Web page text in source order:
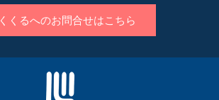
くくるへのお問合せはこちら